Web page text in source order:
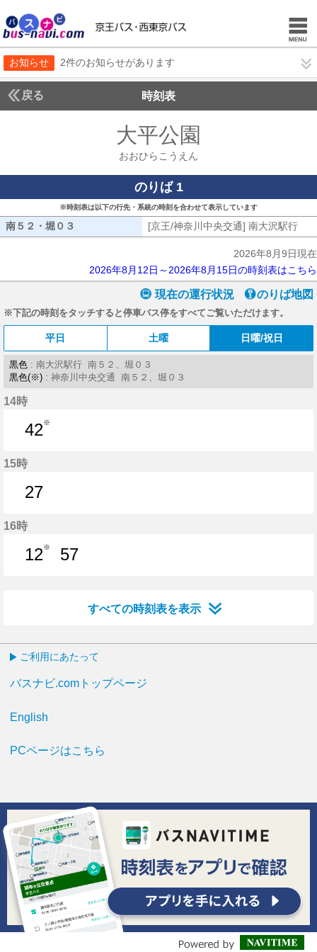
お知らせ 2件のお知らせがあります
戻る 時刻表
大平公園
おおひらこうえん
のりば 1
※時刻表は以下の行先・系統の時刻を合わせて表示しています
南５２・堀０３ [京王/神奈川中央交通] 南大沢駅行
2026年8月9日現在
2026年8月12日～2026年8月15日の時刻表はこちら
現在の運行状況 のりば地図
※下記の時刻をタッチすると停車バス停をすべてご覧いただけます。
平日 土曜 日曜/祝日
黒色 : 南大沢駅行 南５２、堀０３
黒色(※) : 神奈川中央交通 南５２、堀０３
14時
42※
15時
27
16時
12※
57
すべての時刻表を表示
ご利用にあたって
バスナビ.comトップページ
English
PCページはこちら